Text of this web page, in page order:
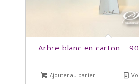
Arbre blanc en carton –
Ajouter au panier